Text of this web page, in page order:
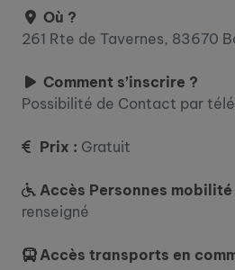
Où ?
261 Rte de Tavernes, 83670
Comment s’inscrire ?
Possibilité de Contact par
Prix : Gratuit
Accès Personnes
renseigné
Accès transports en